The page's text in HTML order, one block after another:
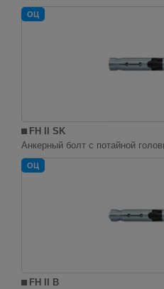
ОЦ
FH II SK
Анкерный болт с потайной
ОЦ
FH II B